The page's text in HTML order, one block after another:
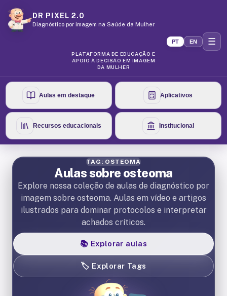
DR PIXEL 2.0
Diagnóstico por imagem na Saúde da Mulher
PLATAFORMA DE EDUCAÇÃO E
APOIO À DECISÃO EM IMAGEM
DA MULHER
PT EN ☰
Aulas em destaque Aplicativos
Recursos educacionais Institucional
TAG: OSTEOMA
Aulas sobre osteoma
Explore nossa coleção de aulas de diagnóstico por
imagem sobre osteoma. Aulas em vídeo e artigos
ilustrados para dominar protocolos e interpretar
achados críticos.
📚 Explorar aulas
🏷️ Explorar Tags